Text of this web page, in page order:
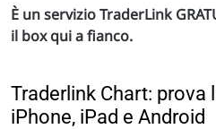
È un servizio TraderLink
il box qui a fianco.
Traderlink Chart: prova
iPhone, iPad e Android